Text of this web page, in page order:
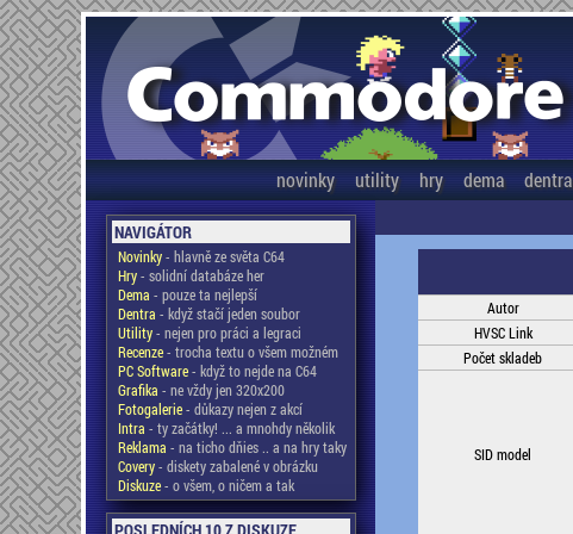
novinky utility hry dema dentra
NAVIGÁTOR
Novinky- hlavně ze světa C64
Hry- solidní databáze her
Dema - pouze ta nejlepší
Dentra - když stačí jeden soubor
Utility- nejen pro práci a legraci
Recenze- trocha textu o všem možném
PC Software- když to nejde na C64
Grafika - ne vždy jen 320x200
Fotogalerie- důkazy nejen z akcí
Intra - ty začátky! ... a mnohdy několik
Reklama - na ticho dňies .. a na hry taky
Covery- diskety zabalené v obrázku
Diskuze- o všem, o ničem a tak
Autor
HVSC Link
Počet skladeb
SID model